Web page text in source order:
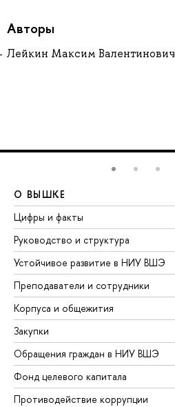
Авторы
Лейкин Максим Валентинович
О ВЫШКЕ
Цифры и факты
Руководство и структура
Устойчивое развитие в НИУ ВШЭ
Преподаватели и сотрудники
Корпуса и общежития
Закупки
Обращения граждан в НИУ ВШЭ
Фонд целевого капитала
Противодействие коррупции